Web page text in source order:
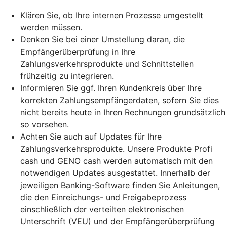
Klären Sie, ob Ihre internen Prozesse umgestellt
werden müssen.
Denken Sie bei einer Umstellung daran, die
Empfängerüberprüfung in Ihre
Zahlungsverkehrsprodukte und Schnittstellen
frühzeitig zu integrieren.
Informieren Sie ggf. Ihren Kundenkreis über Ihre
korrekten Zahlungsempfängerdaten, sofern Sie dies
nicht bereits heute in Ihren Rechnungen grundsätzlich
so vorsehen.
Achten Sie auch auf Updates für Ihre
Zahlungsverkehrsprodukte. Unsere Produkte Profi
cash und GENO cash werden automatisch mit den
notwendigen Updates ausgestattet. Innerhalb der
jeweiligen Banking-Software finden Sie Anleitungen,
die den Einreichungs- und Freigabeprozess
einschließlich der verteilten elektronischen
Unterschrift (VEU) und der Empfängerüberprüfung